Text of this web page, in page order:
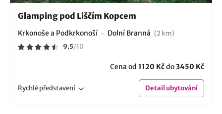
Glamping pod Liščím Kopcem
Krkonoše a Podkrkonoší Dolní Branná (2 km)
9.5/10
Cena od 1120 Kčdo3450 Kč
Rychlépředstavení Detailubytování